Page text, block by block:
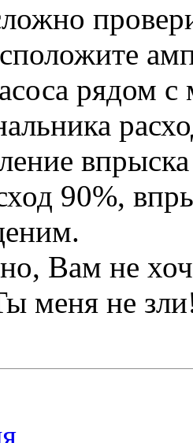
рядом
90%,
Вам не
меня не